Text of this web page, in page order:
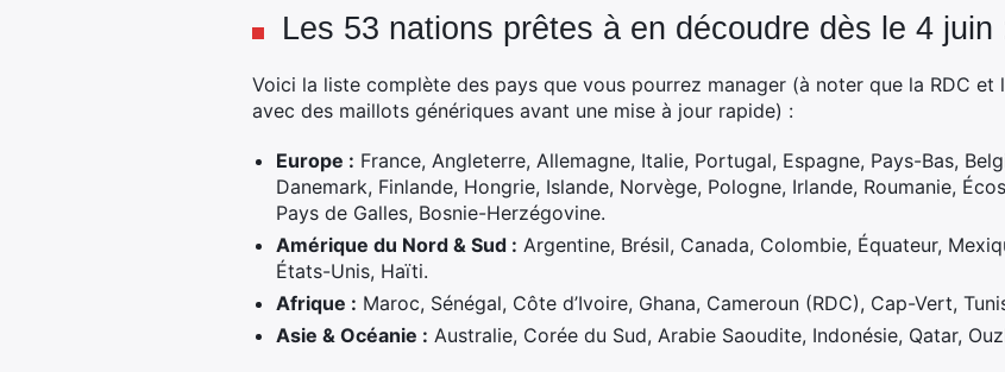
Les 53 nations prêtes à en découdre dès le 4 juin
Voici la liste complète des pays que vous pourrez manager (à noter que la RDC
avec des maillots génériques avant une mise à jour rapide) :
Europe : France, Angleterre, Allemagne, Italie, Portugal, Espagne, Pays-Bas,
Danemark, Finlande, Hongrie, Islande, Norvège, Pologne, Irlande, Roumanie,
Pays de Galles, Bosnie-Herzégovine.
Amérique du Nord & Sud : Argentine, Brésil, Canada, Colombie, Équateur,
États-Unis, Haïti.
Afrique : Maroc, Sénégal, Côte d’Ivoire, Ghana, Cameroun (RDC), Cap-Vert,
Asie & Océanie : Australie, Corée du Sud, Arabie Saoudite, Indonésie, Qatar,